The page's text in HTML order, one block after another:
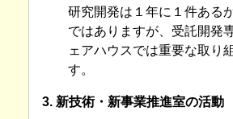
研究開発は１年に１件ある
ではありますが、受託開発
ェアハウスでは重要な取り
す。
3. 新技術・新事業推進室の活動